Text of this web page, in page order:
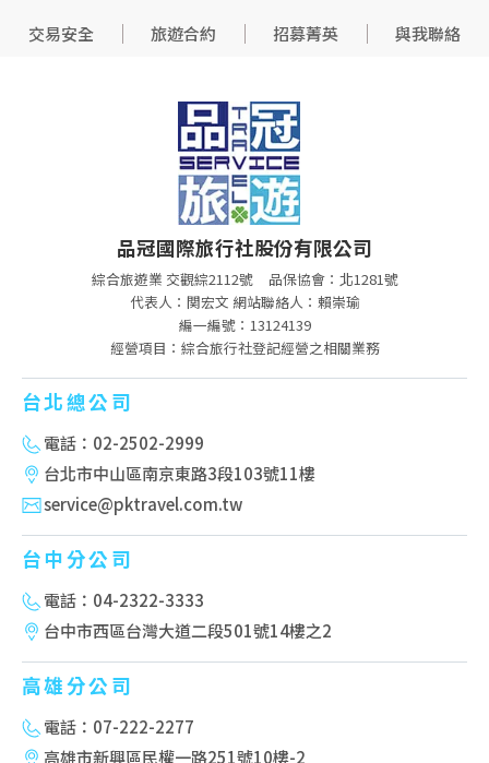
交易安全
旅遊合約 招募菁英 與我聯絡
品冠國際旅行社股份有限公司
綜合旅遊業 交觀綜2112號
品保協會：北1281號
代表人：関宏文 網站聯絡人：賴崇瑜
編一編號：13124139
經營項目：綜合旅行社登記經營之相關業務
台北總公司
電話：02-2502-2999
台北市中山區南京東路3段103號11樓
service@pktravel.com.tw
台中分公司
電話：04-2322-3333
台中市西區台灣大道二段501號14樓之2
高雄分公司
電話：07-222-2277
高雄市新興區民權一路251號10樓-2